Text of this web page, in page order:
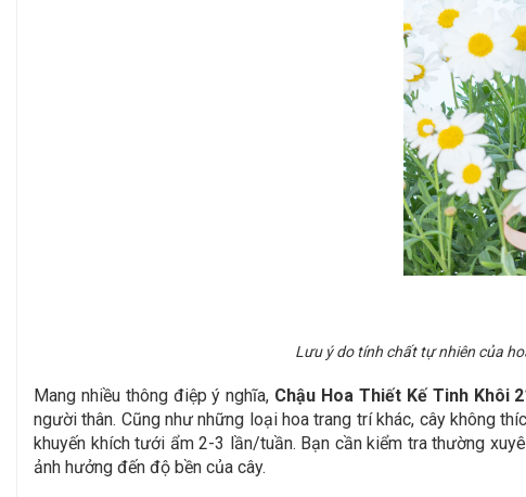
Lưu ý do tính chất tự nhiên của
Mang nhiều thông điệp ý nghĩa, Chậu Hoa Thiết Kế Tinh Khôi
người thân. Cũng như những loại hoa trang trí khác, cây không
khuyến khích tưới ẩm 2-3 lần/tuần. Bạn cần kiểm tra thường
ảnh hưởng đến độ bền của cây.